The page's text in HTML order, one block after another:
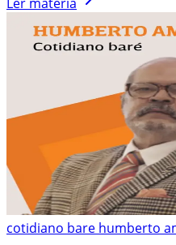
cotidiano bare humberto